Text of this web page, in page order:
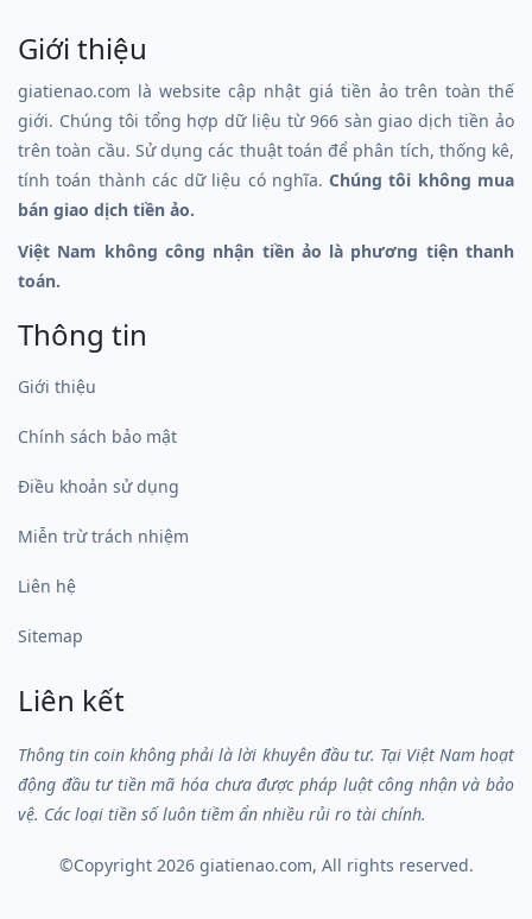
Giới thiệu
giatienao.com là website cập nhật giá tiền ảo trên toàn thế
giới. Chúng tôi tổng hợp dữ liệu từ 966 sàn giao dịch tiền ảo
trên toàn cầu. Sử dụng các thuật toán để phân tích, thống kê,
tính toán thành các dữ liệu có nghĩa.Chúng tôi không mua
bán giao dịch tiền ảo.
Việt Nam không công nhận tiền ảo là phương tiện thanh
toán.
Thông tin
Giới thiệu
Chính sách bảo mật
Điều khoản sử dụng
Miễn trừ trách nhiệm
Liên hệ
Sitemap
Liên kết
Thông tin coin không phải là lời khuyên đầu tư. Tại Việt Nam hoạt
động đầu tư tiền mã hóa chưa được pháp luật công nhận và bảo
vệ. Các loại tiền số luôn tiềm ẩn nhiều rủi ro tài chính.
©Copyright 2026 giatienao.com, All rights reserved.